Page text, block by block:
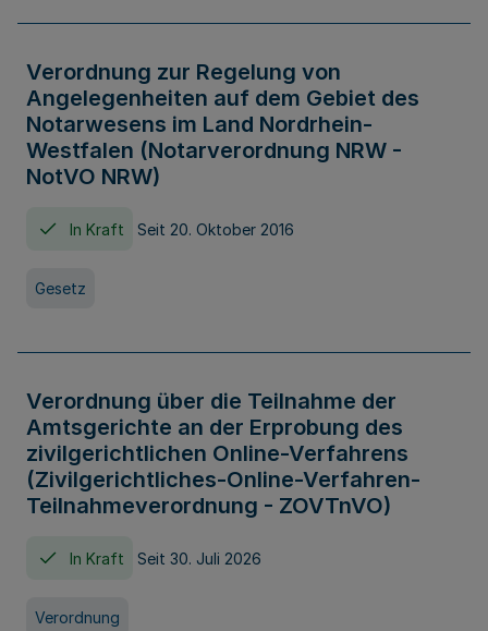
Verordnung zur Regelung von
Angelegenheiten auf dem Gebiet des
Notarwesens im Land Nordrhein-
Westfalen (Notarverordnung NRW -
NotVO NRW)
In Kraft Seit 20. Oktober 2016
Gesetz
Verordnung über die Teilnahme der
Amtsgerichte an der Erprobung des
zivilgerichtlichen Online-Verfahrens
(Zivilgerichtliches-Online-Verfahren-
Teilnahmeverordnung - ZOVTnVO)
In Kraft Seit 30. Juli 2026
Verordnung